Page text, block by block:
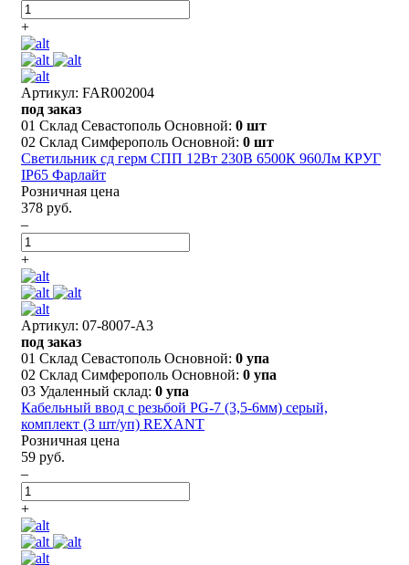
+
Артикул: FAR002004
под заказ
01 Склад Севастополь Основной: 0 шт
02 Склад Симферополь Основной: 0 шт
Светильник сд герм СПП 12Вт 230В 6500К 960Лм КРУГ
IP65 Фарлайт
Розничная цена
378 руб.
–
+
Артикул: 07-8007-A3
под заказ
01 Склад Севастополь Основной: 0 упа
02 Склад Симферополь Основной: 0 упа
03 Удаленный склад: 0 упа
Кабельный ввод с резьбой PG-7 (3,5-6мм) серый,
комплект (3 шт/уп) REXANT
Розничная цена
59 руб.
–
+